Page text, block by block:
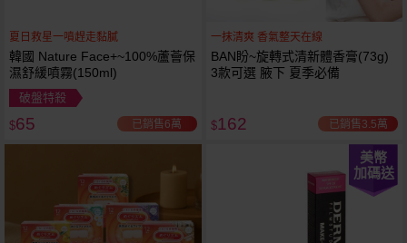
夏日救星一噴趕走黏膩
韓國 Nature Face+~100%蘆薈保
濕舒緩噴霧(150ml)
破盤特殺
$65 已銷售6萬
一抹清爽 香氣整天在線
BAN盼~旋轉式清新體香膏(73g)
3款可選 腋下 夏季必備
$162 已銷售3.5萬
美幣
加碼送